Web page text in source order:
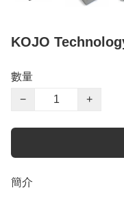
KOJO
數量
−
+
簡介